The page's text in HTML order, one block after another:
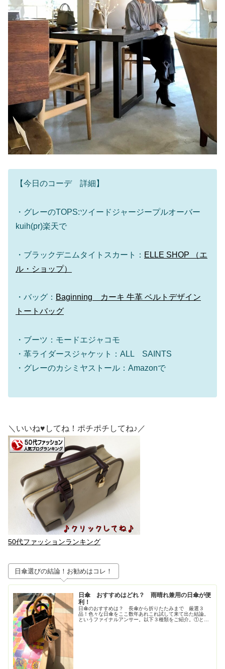
【今日のコーデ 詳細】
・グレーのTOPS:ツイードジャージープルオーバー
kuih(pr)楽天で
・ブラックデニムタイトスカート： ELLE SHOP （エ
ル・ショップ）
・バッグ： Baginning カーキ 牛革 ベルトデザイン
トートバッグ
・ブーツ：モードエジャコモ
・革ライダースジャケット：ALL SAINTS
・グレーのカシミヤストール：Amazonで
＼いいね♥してね！ポチポチしてね♪／
50代ファッションランキング
日傘選びの結論！お勧めはコレ！
日傘 おすすめはどれ？ 雨晴れ兼用の日傘が便
利！
日傘のおすすめは？ 長傘から折りたたみまで 厳選３
品！色々な日傘をここ数年あれこれ試して来て出た結論。
というファイナルアンサー。以下３種類をご紹介。①とに